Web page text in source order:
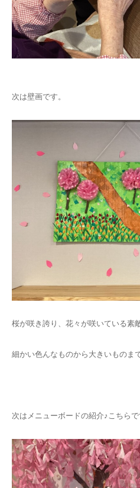
次は壁画です。
桜が咲き誇り、花々が咲いている素
細かい色んなものから大きいものま
次はメニューボードの紹介♪こちら